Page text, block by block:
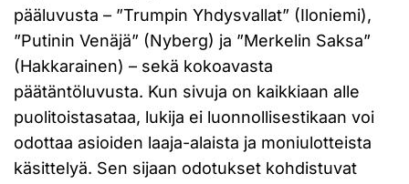
pääluvusta – ”Trumpin Yhdysvallat” (Iloniemi),
”Putinin Venäjä” (Nyberg) ja ”Merkelin Saksa”
(Hakkarainen) – sekä kokoavasta
päätäntöluvusta. Kun sivuja on kaikkiaan alle
puolitoistasataa, lukija ei luonnollisestikaan voi
odottaa asioiden laaja-alaista ja moniulotteista
käsittelyä. Sen sijaan odotukset kohdistuvat